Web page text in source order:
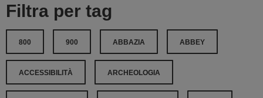
Filtra per tag
800 900 ABBAZIA ABBEY
ACCESSIBILITÀ ARCHEOLOGIA